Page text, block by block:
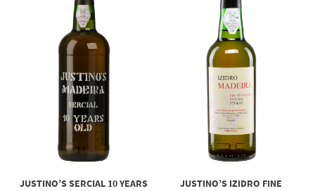
JUSTINO’S SERCIAL 10 YEARS
JUSTINO’S IZIDRO FINE